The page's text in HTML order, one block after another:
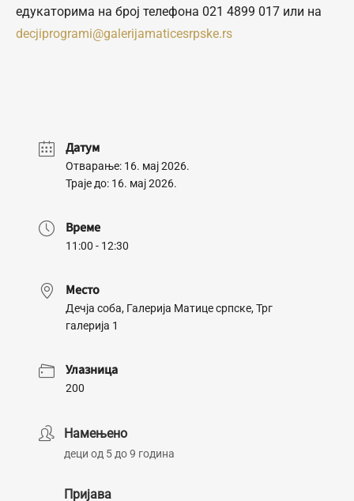
едукаторима на број телефона 021 4899 017 или на
decjiprogrami@galerijamaticesrpske.rs
Датум
Отварање: 16. мај 2026.
Траје до: 16. мај 2026.
Време
11:00 - 12:30
Место
Дечја соба, Галерија Матице српске, Трг
галерија 1
Улазница
200
Намењено
деци од 5 до 9 година
Пријава